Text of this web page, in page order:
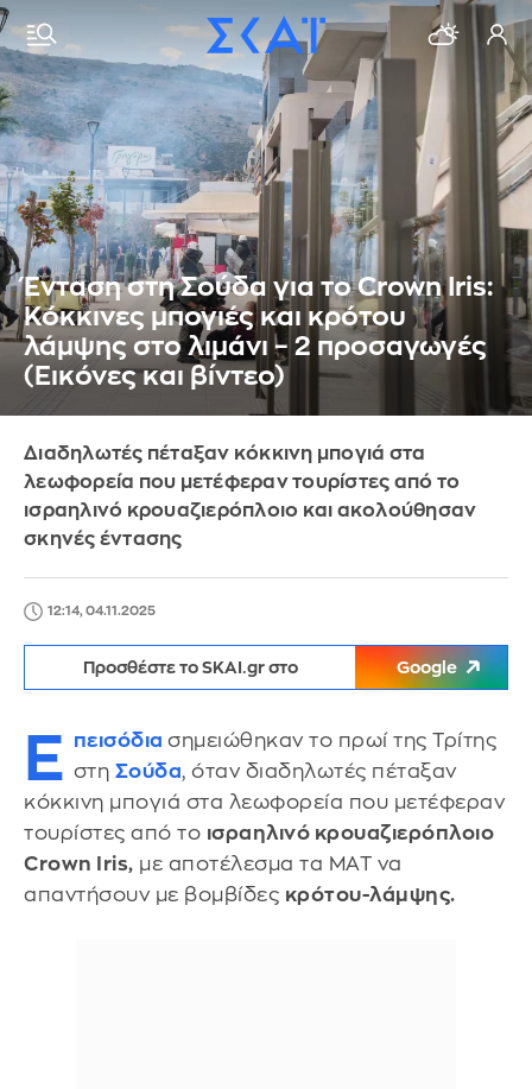
Ένταση στη Σούδα για το Crown Iris:
Κόκκινες μπογιές και κρότου
λάμψης στο λιμάνι – 2 προσαγωγές
(Εικόνες και βίντεο)
Διαδηλωτές πέταξαν κόκκινη μπογιά στα
λεωφορεία που μετέφεραν τουρίστες από το
ισραηλινό κρουαζιερόπλοιο και ακολούθησαν
σκηνές έντασης
12:14, 04.11.2025
Προσθέστε το SKAI.gr στο Google
Ε πεισόδια σημειώθηκαν το πρωί της Τρίτης
στη Σούδα, όταν διαδηλωτές πέταξαν
κόκκινη μπογιά στα λεωφορεία που μετέφεραν
τουρίστες από το ισραηλινό κρουαζιερόπλοιο
Crown Iris, με αποτέλεσμα τα ΜΑΤ να
απαντήσουν με βομβίδες κρότου-λάμψης.